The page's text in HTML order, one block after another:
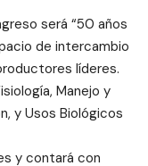
será “50 años
de intercambio
líderes.
Manejo y
y Usos Biológicos
y contará con